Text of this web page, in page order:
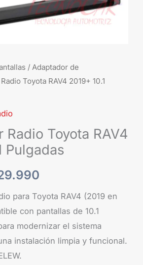
/ Adaptador de
Toyota RAV4 2019+ 10.1
Radio Toyota RAV4
Pulgadas
para Toyota RAV4 (2019 en
con pantallas de 10.1
modernizar el sistema
instalación limpia y funcional.